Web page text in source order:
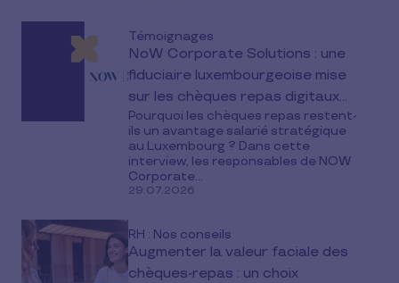
Témoignages
NoW Corporate Solutions : une
fiduciaire luxembourgeoise mise
sur les chèques repas digitaux
Pluxee
Pourquoi les chèques repas restent-
ils un avantage salarié stratégique
au Luxembourg ? Dans cette
interview, les responsables de NOW
Corporate...
29.07.2026
RH : Nos conseils
Augmenter la valeur faciale des
chèques-repas : un choix